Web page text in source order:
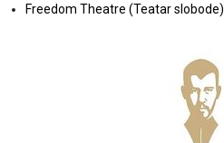
Freedom Theatre (Teatar slobode)